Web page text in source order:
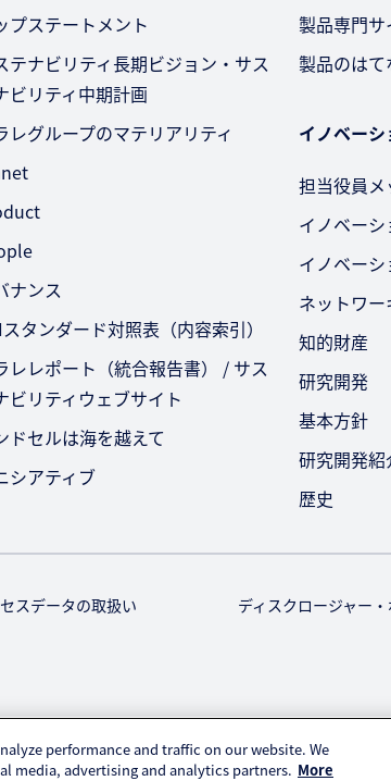
プステートメント
テナビリティ長期ビジョン・サス
ビリティ中期計画
レグループのマテリアリティ
ナンス
スタンダード対照表（内容索引）
レレポート（統合報告書） / サス
ビリティウェブサイト
ドセルは海を越えて
シアティブ
製品専門サ
製品のはて
イノベーシ
担当役員メ
イノベー
イノベー
ネットワ
知的財産
研究開発
基本方針
研究開発紹
歴史
スデータの取扱い ディスクロージャー
performance and traffic on our website. We
media, advertising and analytics partners. More